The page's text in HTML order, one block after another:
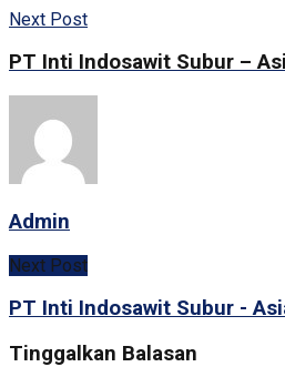
Next Post
PT Inti Indosawit Subur –
Admin
Next Post
PT Inti Indosawit Subur -
Tinggalkan Balasan